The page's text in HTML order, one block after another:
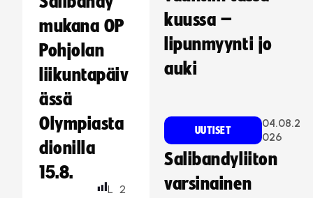
mukana OP
Pohjolan
liikuntapäiv
ässä
Olympiasta
dionilla
15.8.
L 2
kuussa –
lipunmyynti jo
auki
UUTISET
04.08.2
026
Salibandyliiton
varsinainen